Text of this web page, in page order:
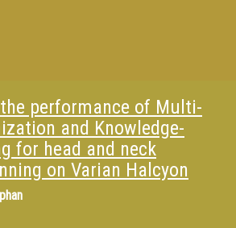
performance of Multi-
and Knowledge-
for head and neck
on Varian Halcyon